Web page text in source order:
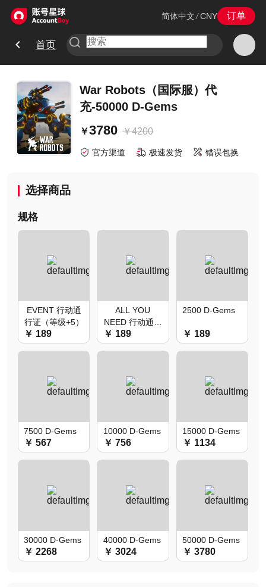
简体中文 /CNY 订单
首页
War Robots（国际服）代
充-50000 D-Gems
￥3780 ￥4200
官方渠道 极速发货 错误包换
选择商品
规格
EVENT 行动通
行证（等级+5）
￥ 189
ALL YOU
NEED 行动通行
证（等级+5）
￥ 189
2500 D-Gems
￥ 189
7500 D-Gems
￥ 567
10000 D-Gems
￥ 756
15000 D-Gems
￥ 1134
30000 D-Gems
￥ 2268
40000 D-Gems
￥ 3024
50000 D-Gems
￥ 3780